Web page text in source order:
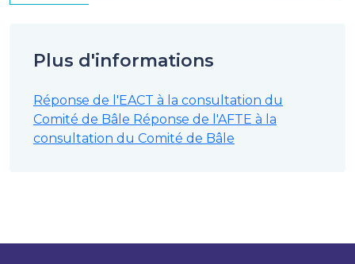
Plus d'informations
Réponse de l'EACT à la consultation du
Comité de Bâle Réponse de l'AFTE à la
consultation du Comité de Bâle